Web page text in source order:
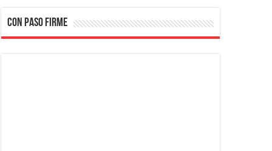
CON PASO FIRME